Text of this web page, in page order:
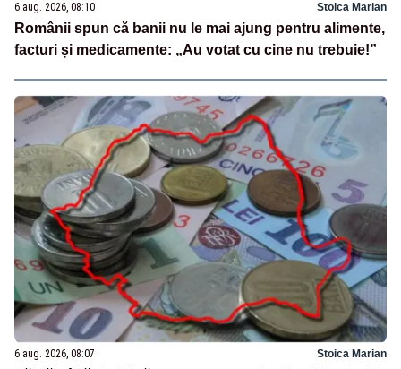
6 aug. 2026, 08:10 Stoica Marian
Românii spun că banii nu le mai ajung pentru alimente,
facturi și medicamente: „Au votat cu cine nu trebuie!”
6 aug. 2026, 08:07 Stoica Marian